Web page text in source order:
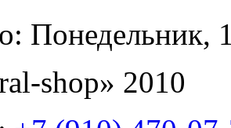
Понедельник,
shop» 2010